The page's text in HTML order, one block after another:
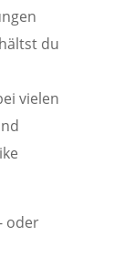
du
vielen
oder